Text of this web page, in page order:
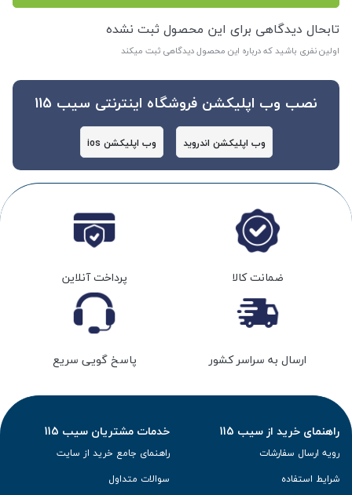
تابحال دیدگاهی برای این محصول ثبت نشده
اولین نفری باشید که درباره این محصول دیدگاهی ثبت میکند
نصب وب اپلیکشن فروشگاه اینترنتی سیب 115
وب اپلیکشن اندروید وب اپلیکشن ios
ضمانت کالا پرداخت آنلاین
ارسال به سراسر کشور پاسخ گویی سریع
راهنمای خرید از سیب 115
رویه ارسال سفارشات
شرایط استفاده
خدمات مشتریان سیب 115
راهنمای جامع خرید از سایت
سوالات متداول